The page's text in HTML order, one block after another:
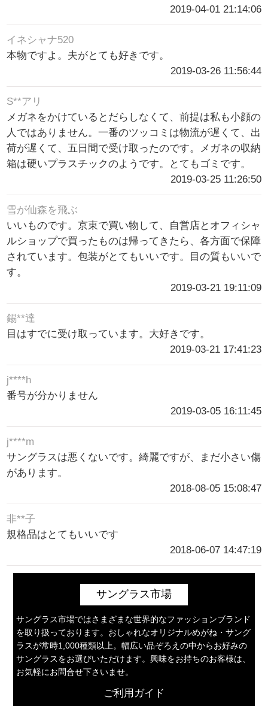
2019-04-01 21:14:06
イネシャナ520
本物ですよ。夫がとても好きです。
2019-03-26 11:56:44
S**アリ
メガネをかけているとだらしなくて、前提は私も小顔の
人ではありません。一番のツッコミは物流が遅くて、出
荷が遅くて、五日間で受け取ったのです。メガネの収納
箱は硬いプラスチックのようです。とてもゴミです。
2019-03-25 11:26:50
雪が仙森を飛ぶ
いいものです。京東で買い物して、自営店とオフィシャ
ルショップで買ったものは帰ってきたら、各方面で保障
されています。包装がとてもいいです。目の質もいいで
す。
2019-03-21 19:11:09
錫**達
目はすでに受け取っています。大好きです。
2019-03-21 17:41:23
j****h
番号が分かりません
2019-03-05 16:11:45
j****m
サングラスは悪くないです。綺麗ですが、まだ小さい傷
があります。
2018-08-05 15:08:47
非**子
規格品はとてもいいです
2018-06-07 14:47:19
サングラス市場
サングラス市場ではさまざまな世界的なファッションブランド
を取り扱っております。おしゃれなオリジナルめがね・サング
ラスが常時1,000種類以上。幅広い品ぞろえの中からお好みの
サングラスをお選びいただけます。興味をお持ちのお客様は、
お気軽にお問合せ下さいませ。
ご利用ガイド